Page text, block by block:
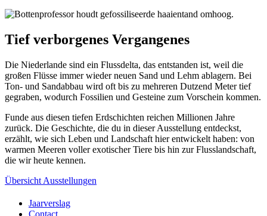
Tief verborgenes Vergangenes
Die Niederlande sind ein Flussdelta, das entstanden ist, weil die
großen Flüsse immer wieder neuen Sand und Lehm ablagern. Bei
Ton- und Sandabbau wird oft bis zu mehreren Dutzend Meter tief
gegraben, wodurch Fossilien und Gesteine zum Vorschein kommen.
Funde aus diesen tiefen Erdschichten reichen Millionen Jahre
zurück. Die Geschichte, die du in dieser Ausstellung entdeckst,
erzählt, wie sich Leben und Landschaft hier entwickelt haben: von
warmen Meeren voller exotischer Tiere bis hin zur Flusslandschaft,
die wir heute kennen.
Übersicht Ausstellungen
Jaarverslag
Contact